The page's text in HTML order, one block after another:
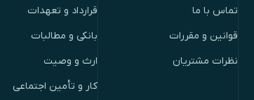
تماس با ما
قوانین و مقررات
نظرات مشتریان
قرارداد و تعهدات
بانکی و مطالبات
ارث و وصیت
کار و تأمین اجتماعی